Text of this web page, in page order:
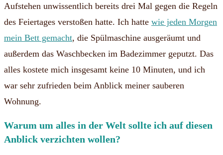
Aufstehen unwissentlich bereits drei Mal gegen die Regeln
des Feiertages verstoßen hatte. Ich hatte wie jeden Morgen
mein Bett gemacht, die Spülmaschine ausgeräumt und
außerdem das Waschbecken im Badezimmer geputzt. Das
alles kostete mich insgesamt keine 10 Minuten, und ich
war sehr zufrieden beim Anblick meiner sauberen
Wohnung.
Warum um alles in der Welt sollte ich auf diesen
Anblick verzichten wollen?